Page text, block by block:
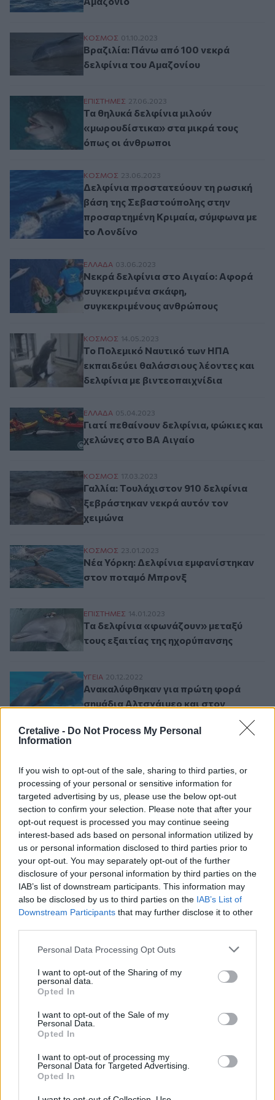
Cretalive - Do Not Process My Personal
Information
If you wish to opt-out of the sale, sharing to third parties, or
processing of your personal or sensitive information for
targeted advertising by us, please use the below opt-out
section to confirm your selection. Please note that after your
opt-out request is processed you may continue seeing
interest-based ads based on personal information utilized by
us or personal information disclosed to third parties prior to
your opt-out. You may separately opt-out of the further
disclosure of your personal information by third parties on the
IAB’s list of downstream participants. This information may
also be disclosed by us to third parties on the IAB’s List of
Downstream Participants that may further disclose it to other
Personal Data Processing Opt Outs
I want to opt-out of the Sharing of my
personal data.
Opted In
I want to opt-out of the Sale of my
Personal Data.
Opted In
I want to opt-out of processing my
Personal Data for Targeted Advertising.
Opted In
Βραζιλία: Πάνω από 100 νεκρά δελφίνια
ΚΟΣΜΟΣ 01.10.2023
Βραζιλία: Πάνω από 100 νεκρά
δελφίνια του Αμαζονίου
Τα θηλυκά δελφίνια μιλούν
ΕΠΙΣΤΗΜΕΣ 27.06.2023
Τα θηλυκά δελφίνια μιλούν
«μωρουδίστικα» στα μικρά τους
όπως οι άνθρωποι
Δελφίνια προστατεύουν τη ρωσική βάση
ΚΟΣΜΟΣ 23.06.2023
Δελφίνια προστατεύουν τη ρωσική
βάση της Σεβαστούπολης στην
προσαρτημένη Κριμαία, σύμφωνα με
το Λονδίνο
Νεκρά δελφίνια στο Αιγαίο: Αφορά
ΕΛΛAΔΑ 03.06.2023
Νεκρά δελφίνια στο Αιγαίο: Αφορά
συγκεκριμένα σκάφη,
συγκεκριμένους ανθρώπους
Το Πολεμικό Ναυτικό των ΗΠΑ
ΚΟΣΜΟΣ 14.05.2023
Το Πολεμικό Ναυτικό των ΗΠΑ
εκπαιδεύει θαλάσσιους λέοντες και
δελφίνια με βιντεοπαιχνίδια
Γιατί πεθαίνουν δελφίνια, φώκιες και
ΕΛΛAΔΑ 05.04.2023
Γιατί πεθαίνουν δελφίνια, φώκιες και
χελώνες στο ΒΑ Αιγαίο
Γαλλία: Τουλάχιστον 910 δελφίνια
ΚΟΣΜΟΣ 17.03.2023
Γαλλία: Τουλάχιστον 910 δελφίνια
ξεβράστηκαν νεκρά αυτόν τον
χειμώνα
Νέα Υόρκη: Δελφίνια εμφανίστηκαν
ΚΟΣΜΟΣ 23.01.2023
Νέα Υόρκη: Δελφίνια εμφανίστηκαν
στον ποταμό Μπρονξ
Τα δελφίνια «φωνάζουν» μεταξύ τους
ΕΠΙΣΤΗΜΕΣ 14.01.2023
Τα δελφίνια «φωνάζουν» μεταξύ
τους εξαιτίας της ηχορύπανσης
Ανακαλύφθηκαν για πρώτη φορά σημάδια
ΥΓΕΙΑ 20.12.2022
Ανακαλύφθηκαν για πρώτη φορά
σημάδια Αλτσχάιμερ και στον
Σελιδοποίηση
Προηγούμενη σελίδα
Current page
1 Next page
Ροή ειδήσεων Δημοφιλή
06:21
Αργία 15ης Αυγούστου: Πώς θα αμειφθούν όσοι
εργαστούν
Τρόμος στην Μποτσουάνα: Εξαγριωμένος ιπποπόταμος
04:42
e-ΕΦΚΑ – ΔΥΠΑ: Ο «χάρτης» πληρωμών έως 14
Αυγούστου
03:33
Το φαρμακείο των διακοπών: Τι να πάρετε μαζί σας
02:39